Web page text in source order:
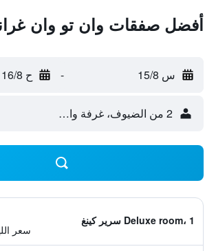
أفضل صفقات وان تو وان
س 15/8 - ح 16/8
2 من الضيوف، غرفة واحدة
Deluxe room، 1 سرير كينغ
سعر